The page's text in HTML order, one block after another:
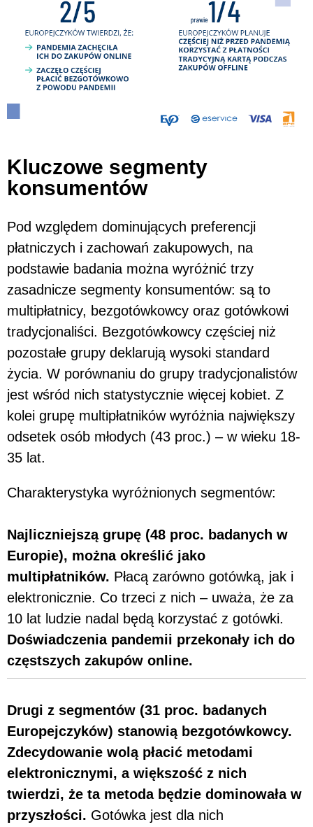
Kluczowe segmenty
konsumentów
Pod względem dominujących preferencji
płatniczych i zachowań zakupowych, na
podstawie badania można wyróżnić trzy
zasadnicze segmenty konsumentów: są to
multipłatnicy, bezgotówkowcy oraz gotówkowi
tradycjonaliści. Bezgotówkowcy częściej niż
pozostałe grupy deklarują wysoki standard
życia. W porównaniu do grupy tradycjonalistów
jest wśród nich statystycznie więcej kobiet. Z
kolei grupę multipłatników wyróżnia największy
odsetek osób młodych (43 proc.) – w wieku 18-
35 lat.
Charakterystyka wyróżnionych segmentów:
Najliczniejszą grupę (48 proc. badanych w
Europie), można określić jako
multipłatników. Płacą zarówno gotówką, jak i
elektronicznie. Co trzeci z nich – uważa, że za
10 lat ludzie nadal będą korzystać z gotówki.
Doświadczenia pandemii przekonały ich do
częstszych zakupów online.
Drugi z segmentów (31 proc. badanych
Europejczyków) stanowią bezgotówkowcy.
Zdecydowanie wolą płacić metodami
elektronicznymi, a większość z nich
twierdzi, że ta metoda będzie dominowała w
przyszłości. Gotówka jest dla nich